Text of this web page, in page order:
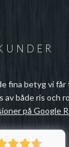
fina betyg vi får
både ris och
på Google